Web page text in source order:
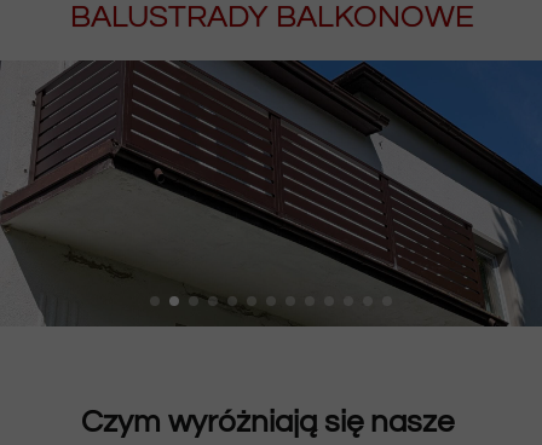
BALUSTRADY BALKONOWE
Czym wyróżniają się nasze